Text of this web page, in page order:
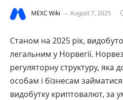
MEXC Wiki August 7, 2025
Станом на 2025 рік,
легальним у Норвегії.
регуляторну структуру, яка
особам і бізнесам займатися
видобутку криптовалют, за